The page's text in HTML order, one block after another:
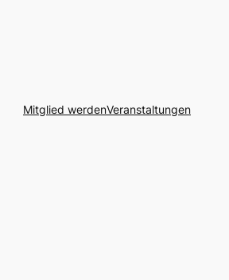
Mitglied werdenVeranstaltungen